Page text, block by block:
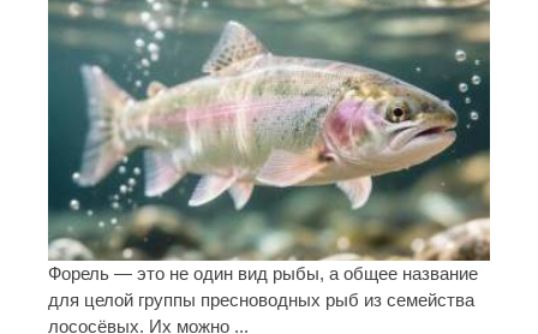
Форель — это не один вид рыбы, а общее название
для целой группы пресноводных рыб из семейства
лососёвых. Их можно ...